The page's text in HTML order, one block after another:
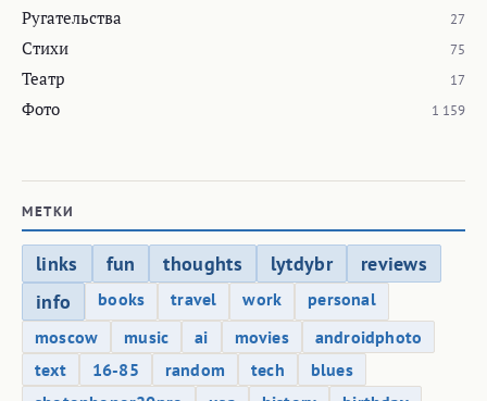
Ругательства 27
Стихи 75
Театр 17
Фото 1 159
МЕТКИ
links fun thoughts lytdybr
reviews
info
books travel work
personal
moscow
music ai movies
androidphoto
text
16-85 random tech
blues